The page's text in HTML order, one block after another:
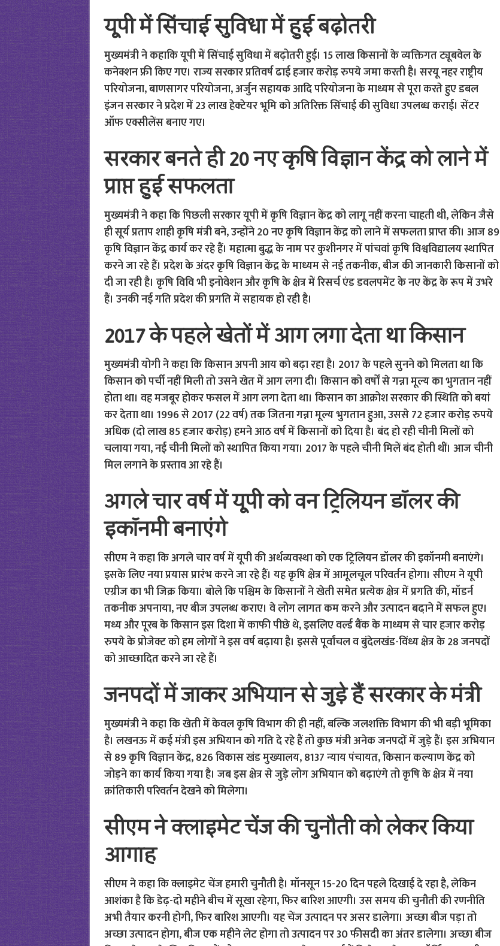
यूपी में सिंचाई सुविधा में हुई बढ़ोतरी
मुख्यमंत्री ने कहाकि यूपी में सिंचाई सुविधा में बढ़ोतरी हुई। 15 लाख किसानों के व्यक्तिगत ट्यूबवेल के
कनेक्शन फ्री किए गए। राज्य सरकार प्रतिवर्ष ढाई हजार करोड़ रुपये जमा करती है। सरयू नहर राष्ट्रीय
परियोजना, बाणसागर परियोजना, अर्जुन सहायक आदि परियोजना के माध्यम से पूरा करते हुए डबल
इंजन सरकार ने प्रदेश में 23 लाख हेक्टेयर भूमि को अतिरिक्त सिंचाई की सुविधा उपलब्ध कराई। सेंटर
ऑफ एक्सीलेंस बनाए गए।
सरकार बनते ही 20 नए कृषि विज्ञान केंद्र को लाने में
प्राप्त हुई सफलता
मुख्यमंत्री ने कहा कि पिछली सरकार यूपी में कृषि विज्ञान केंद्र को लागू नहीं करना चाहती थी, लेकिन जैसे
ही सूर्य प्रताप शाही कृषि मंत्री बने, उन्होंने 20 नए कृषि विज्ञान केंद्र को लाने में सफलता प्राप्त की। आज 89
कृषि विज्ञान केंद्र कार्य कर रहे हैं। महात्मा बुद्ध के नाम पर कुशीनगर में पांचवां कृषि विश्वविद्यालय स्थापित
करने जा रहे हैं। प्रदेश के अंदर कृषि विज्ञान केंद्र के माध्यम से नई तकनीक, बीज की जानकारी किसानों को
दी जा रही है। कृषि विवि भी इनोवेशन और कृषि के क्षेत्र में रिसर्च एंड डवलपमेंट के नए केंद्र के रूप में उभरे
हैं। उनकी नई गति प्रदेश की प्रगति में सहायक हो रही है।
2017 के पहले खेतों में आग लगा देता था किसान
मुख्यमंत्री योगी ने कहा कि किसान अपनी आय को बढ़ा रहा है। 2017 के पहले सुनने को मिलता था कि
किसान को पर्ची नहीं मिली तो उसने खेत में आग लगा दी। किसान को वर्षों से गन्ना मूल्य का भुगतान नहीं
होता था। वह मजबूर होकर फसल में आग लगा देता था। किसान का आक्रोश सरकार की स्थिति को बयां
कर देताा था। 1996 से 2017 (22 वर्ष) तक जितना गन्ना मूल्य भुगतान हुआ, उससे 72 हजार करोड़ रुपये
अधिक (दो लाख 85 हजार करोड़) हमने आठ वर्ष में किसानों को दिया है। बंद हो रही चीनी मिलों को
चलाया गया, नई चीनी मिलों को स्थापित किया गया। 2017 के पहले चीनी मिलें बंद होती थीं। आज चीनी
मिल लगाने के प्रस्ताव आ रहे हैं।
अगले चार वर्ष में यूपी को वन ट्रिलियन डॉलर की
इकॉनमी बनाएंगे
सीएम ने कहा कि अगले चार वर्ष में यूपी की अर्थव्यवस्था को एक ट्रिलियन डॉलर की इकॉनमी बनाएंगे।
इसके लिए नया प्रयास प्रारंभ करने जा रहे हैं। यह कृषि क्षेत्र में आमूलचूल परिवर्तन होगा। सीएम ने यूपी
एग्रीज का भी जिक्र किया। बोले कि पश्चिम के किसानों ने खेती समेत प्रत्येक क्षेत्र में प्रगति की, मॉडर्न
तकनीक अपनाया, नए बीज उपलब्ध कराए। वे लोग लागत कम करने और उत्पादन बढा़ने में सफल हुए।
मध्य और पूरब के किसान इस दिशा में काफी पीछे थे, इसलिए वर्ल्ड बैंक के माध्यम से चार हजार करोड़
रुपये के प्रोजेक्ट को हम लोगों ने इस वर्ष बढ़ाया है। इससे पूर्वांचल व बुंदेलखंड-विंध्य क्षेत्र के 28 जनपदों
को आच्छादित करने जा रहे हैं।
जनपदों में जाकर अभियान से जुड़े हैं सरकार के मंत्री
मुख्यमंत्री ने कहा कि खेती में केवल कृषि विभाग की ही नहीं, बल्कि जलशक्ति विभाग की भी बड़ी भूमिका
है। लखनऊ में कई मंत्री इस अभियान को गति दे रहे हैं तो कुछ मंत्री अनेक जनपदों में जुड़े हैं। इस अभियान
से 89 कृषि विज्ञान केंद्र, 826 विकास खंड मुख्यालय, 8137 न्याय पंचायत, किसान कल्याण केंद्र को
जोड़ने का कार्य किया गया है। जब इस क्षेत्र से जुड़े लोग अभियान को बढ़ाएंगे तो कृषि के क्षेत्र में नया
क्रांतिकारी परिवर्तन देखने को मिलेगा।
सीएम ने क्लाइमेट चेंज की चुनौती को लेकर किया
आगाह
सीएम ने कहा कि क्लाइमेट चेंज हमारी चुनौती है। मॉनसून 15-20 दिन पहले दिखाई दे रहा है, लेकिन
आशंका है कि डेढ़-दो महीने बीच में सूखा रहेगा, फिर बारिश आएगी। उस समय की चुनौती की रणनीति
अभी तैयार करनी होगी, फिर बारिश आएगी। यह चेंज उत्पादन पर असर डालेगा। अच्छा बीज पड़ा तो
अच्छा उत्पादन होगा, बीज एक महीने लेट होगा तो उत्पादन पर 30 फीसदी का अंतर डालेगा। अच्छा बीज